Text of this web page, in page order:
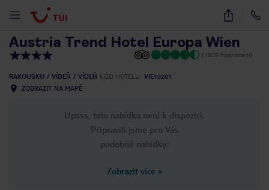
27
Austria Trend Hotel Europa Wien
(1028 hodnocení)
RAKOUSKO VÍDEŇ VÍDEŇ KÓD HOTELU
VIE10201
ZOBRAZIT NA MAPĚ
Upsss, tato nabídka není k dispozici.
Připravili jsme pro Vás
podobné nabídky:
Zobrazit více »